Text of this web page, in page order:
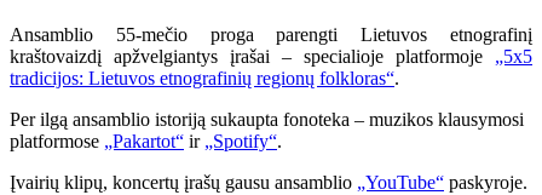
Ansamblio 55-mečio proga parengti Lietuvos etnografinį
kraštovaizdį apžvelgiantys įrašai – specialioje platformoje „5x5
tradicijos: Lietuvos etnografinių regionų folkloras“.
Per ilgą ansamblio istoriją sukaupta fonoteka – muzikos klausymosi
platformose „Pakartot“ ir „Spotify“.
Įvairių klipų, koncertų įrašų gausu ansamblio „YouTube“ paskyroje.